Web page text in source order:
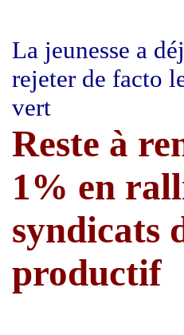
La jeunesse a
rejeter de facto
vert
Reste à
1% en
syndicats
productif